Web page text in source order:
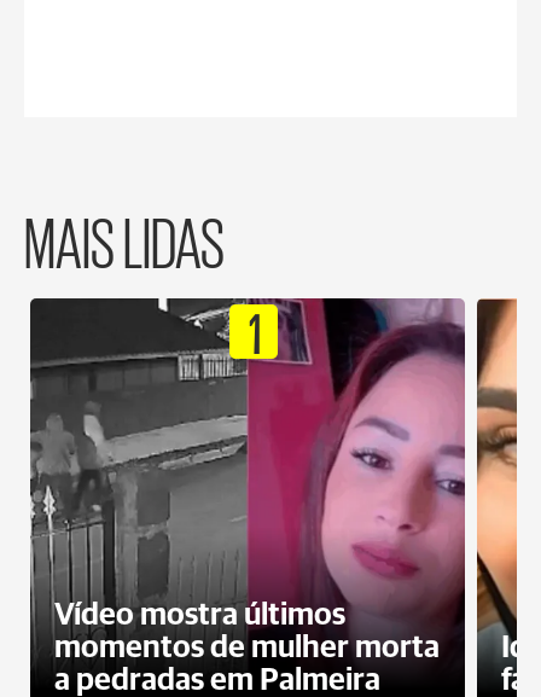
MAIS LIDAS
1
Vídeo mostra últimos
momentos de mulher morta
a pedradas em Palmeira